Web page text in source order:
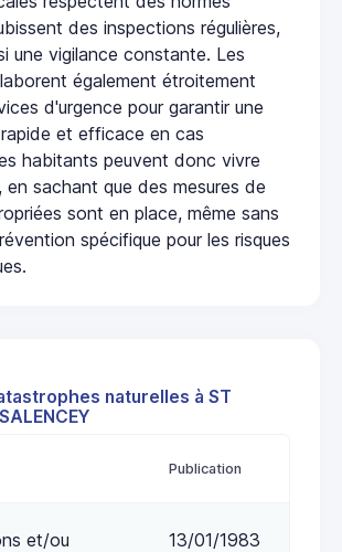
des inspections régulières,
une vigilance constante. Les
également étroitement
d'urgence pour garantir une
et efficace en cas
habitants peuvent donc vivre
en sachant que des mesures de
sont en place, même sans
spécifique pour les risques
naturelles à ST
Publication
et/ou
13/01/1983